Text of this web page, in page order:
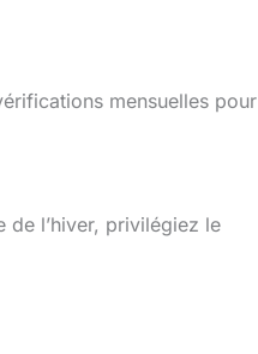
mensuelles pour
de l’hiver, privilégiez le